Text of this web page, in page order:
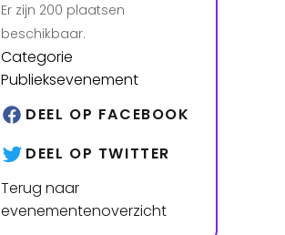
Er zijn 200 plaatsen
beschikbaar.
Categorie
Publieksevenement
DEEL OP FACEBOOK
DEEL OP TWITTER
Terug naar
evenementenoverzicht